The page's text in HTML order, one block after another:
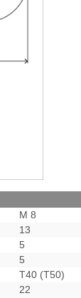
M 8
13
5
5
T40 (T50)
22